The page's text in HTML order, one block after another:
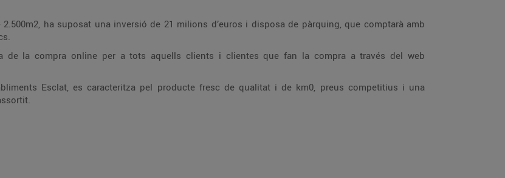
ha suposat una inversió de 21 milions d’euros i disposa de pàrquing, que comptarà amb
de la compra online per a tots aquells clients i clientes que fan la compra a través del web
Esclat, es caracteritza pel producte fresc de qualitat i de km0, preus competitius i una